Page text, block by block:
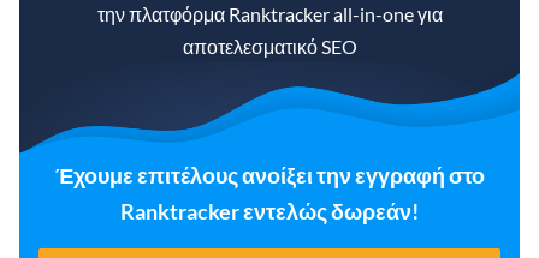
την πλατφόρμα Ranktracker all-in-one για
αποτελεσματικό SEO
Έχουμε επιτέλους ανοίξει την εγγραφή στο
Ranktracker εντελώς δωρεάν!